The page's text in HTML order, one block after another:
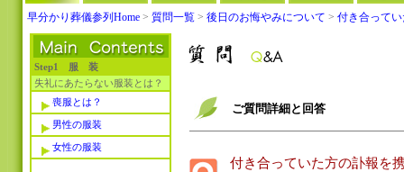
早分かり葬儀参列Home > 質問一覧 > 後日のお悔やみについて > 付き合って
Step1 服 装
失礼にあたらない服装とは？
喪服とは？
男性の服装
女性の服装
ご質問詳細と回答
付き合っていた方の訃報を